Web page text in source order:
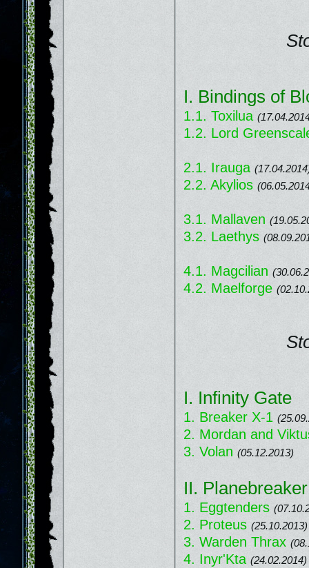
I. Bindings of
1.1. Toxilua
1.2. Lord
2.1. Irauga
2.2. Akylios
3.1. Mallaven
3.2. Laethys
4.1. Magcilian
4.2. Maelforge
I. Infinity Gate
1. Breaker X-1
2. Mordan and
3. Volan (05.12.2013)
II.
1. Eggtenders
2. Proteus (25.10.2013)
3. Warden Thrax
4. Inyr'Kta (24.02.2014)